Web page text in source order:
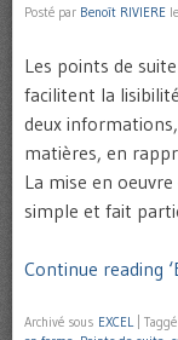
Posté par Benoît RIVIERE le
Les points de
facilitent la
deux
matières, en
La mise en
simple et fait
Continue reading
Archivé sous EXCEL Taggé